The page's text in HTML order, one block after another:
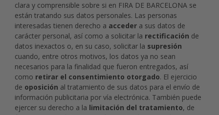
clara y comprensible sobre si en FIRA DE BARCELONA se
están tratando sus datos personales. Las personas
interesadas tienen derecho a acceder a sus datos de
carácter personal, así como a solicitar la rectificación de
datos inexactos o, en su caso, solicitar la supresión
cuando, entre otros motivos, los datos ya no sean
necesarios para la finalidad que fueron entregados, así
como retirar el consentimiento otorgado. El ejercicio
de oposición al tratamiento de sus datos para el envío de
información publicitaria por vía electrónica. También puede
ejercer su derecho a la limitación del tratamiento, de